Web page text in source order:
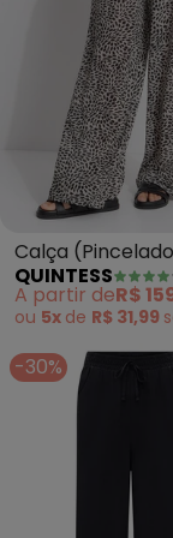
Calça (Pincelado
Abstrato) em
Plissada
QUINTESS
A partir deR$
ou 5x de R$ 31,99
-30%